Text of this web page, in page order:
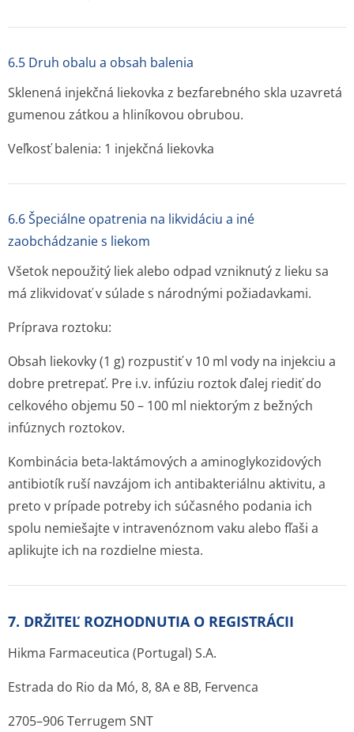
6.5 Druh obalu a obsah balenia
Sklenená injekčná liekovka z bezfarebného skla uzavretá
gumenou zátkou a hliníkovou obrubou.
Veľkosť balenia: 1 injekčná liekovka
6.6 Špeciálne opatrenia na likvidáciu a iné
zaobchádzanie s liekom
Všetok nepoužitý liek alebo odpad vzniknutý z lieku sa
má zlikvidovať v súlade s národnými požiadavkami.
Príprava roztoku:
Obsah liekovky (1 g) rozpustiť v 10 ml vody na injekciu a
dobre pretrepať. Pre i.v. infúziu roztok ďalej riediť do
celkového objemu 50 – 100 ml niektorým z bežných
infúznych roztokov.
Kombinácia beta-laktámových a aminoglykozidových
antibiotík ruší navzájom ich antibakteriálnu aktivitu, a
preto v prípade potreby ich súčasného podania ich
spolu nemiešajte v intravenóznom vaku alebo fľaši a
aplikujte ich na rozdielne miesta.
7. DRŽITEĽ ROZHODNUTIA O REGISTRÁCII
Hikma Farmaceutica (Portugal) S.A.
Estrada do Rio da Mó, 8, 8A e 8B, Fervenca
2705–906 Terrugem SNT